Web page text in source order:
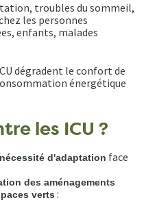
troubles du sommeil,
les personnes
enfants, malades
dégradent le confort de
énergétique
les ICU ?
nécessité d'adaptation face
des aménagements
verts :